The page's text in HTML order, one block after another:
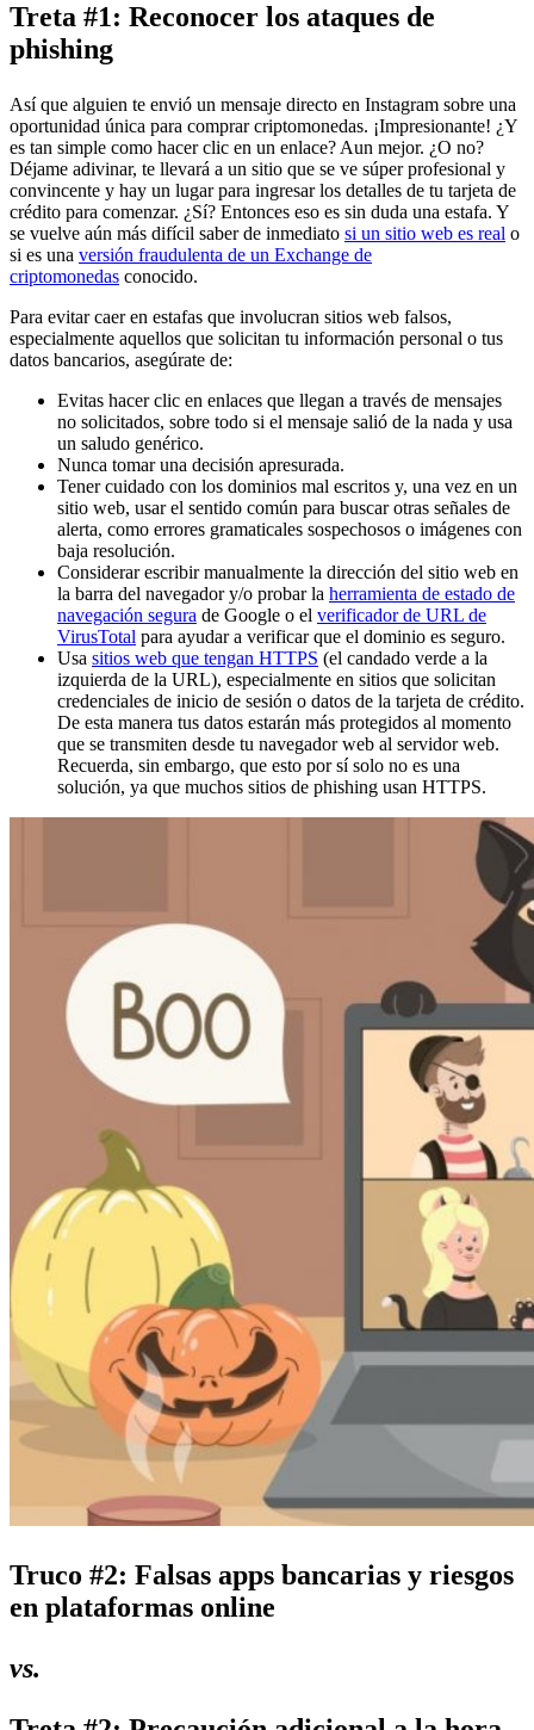
Treta #1: Reconocer los ataques de
phishing
Así que alguien te envió un mensaje directo en Instagram sobre una
oportunidad única para comprar criptomonedas. ¡Impresionante! ¿Y
es tan simple como hacer clic en un enlace? Aun mejor. ¿O no?
Déjame adivinar, te llevará a un sitio que se ve súper profesional y
convincente y hay un lugar para ingresar los detalles de tu tarjeta de
crédito para comenzar. ¿Sí? Entonces eso es sin duda una estafa. Y
se vuelve aún más difícil saber de inmediato si un sitio web es real o
si es una versión fraudulenta de un Exchange de
criptomonedas conocido.
Para evitar caer en estafas que involucran sitios web falsos,
especialmente aquellos que solicitan tu información personal o tus
datos bancarios, asegúrate de:
Evitas hacer clic en enlaces que llegan a través de mensajes
no solicitados, sobre todo si el mensaje salió de la nada y usa
un saludo genérico.
Nunca tomar una decisión apresurada.
Tener cuidado con los dominios mal escritos y, una vez en un
sitio web, usar el sentido común para buscar otras señales de
alerta, como errores gramaticales sospechosos o imágenes con
baja resolución.
Considerar escribir manualmente la dirección del sitio web en
la barra del navegador y/o probar la herramienta de estado de
navegación segura de Google o el verificador de URL de
VirusTotal para ayudar a verificar que el dominio es seguro.
Usa sitios web que tengan HTTPS (el candado verde a la
izquierda de la URL), especialmente en sitios que solicitan
credenciales de inicio de sesión o datos de la tarjeta de crédito.
De esta manera tus datos estarán más protegidos al momento
que se transmiten desde tu navegador web al servidor web.
Recuerda, sin embargo, que esto por sí solo no es una
solución, ya que muchos sitios de phishing usan HTTPS.
Truco #2: Falsas apps bancarias y riesgos
en plataformas online
vs.